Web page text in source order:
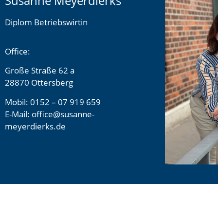
Diplom Betriebswirtin
Office:
Große Straße 62 a
28870 Ottersberg
Mobil: 0152 – 07 919 659
E-Mail: office@susanne-
meyerdierks.de